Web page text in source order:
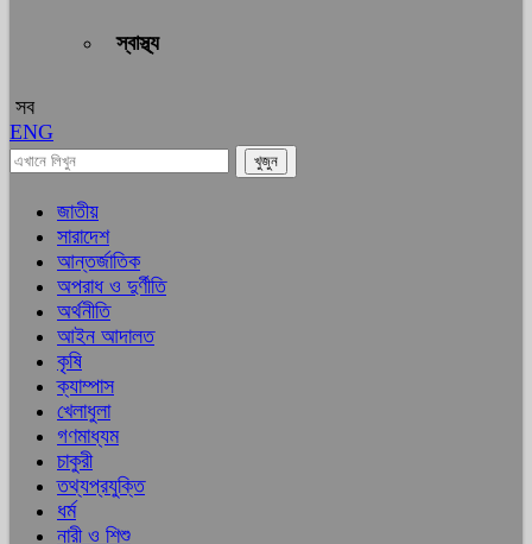
স্বাস্থ্য
সব
ENG
জাতীয়
সারাদেশ
আন্তর্জাতিক
অপরাধ ও দুর্ণীতি
অর্থনীতি
আইন আদালত
কৃষি
ক্যাম্পাস
খেলাধুলা
গণমাধ্যম
চাকুরী
তথ্যপ্রযুক্তি
ধর্ম
নারী ও শিশু